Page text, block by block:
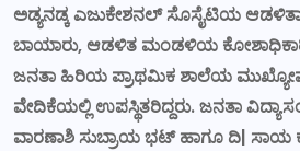
ಅಡ್ಯನಡ್ಕ ಎಜುಕೇಶನಲ್ ಸೊಸೈಟಿಯ
ಬಾಯಾರು, ಆಡಳಿತ ಮಂಡಳಿಯ
ಜನತಾ ಹಿರಿಯ ಪ್ರಾಥಮಿಕ ಶಾಲೆಯ
ವೇದಿಕೆಯಲ್ಲಿ ಉಪಸ್ಥಿತರಿದ್ದರು.ಜನತಾ
ವಾರಣಾಶಿ ಸುಬ್ರಾಯ ಭಟ್ ಹಾಗೂ ದಿ| ಸಾಯ